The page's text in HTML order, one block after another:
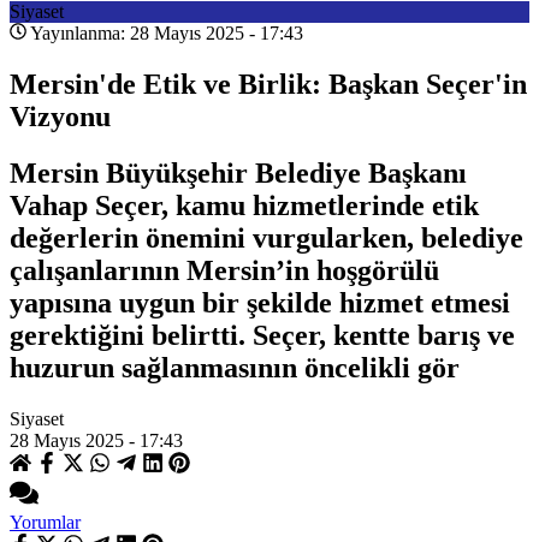
Siyaset
Yayınlanma: 28 Mayıs 2025 - 17:43
Mersin'de Etik ve Birlik: Başkan Seçer'in
Vizyonu
Mersin Büyükşehir Belediye Başkanı
Vahap Seçer, kamu hizmetlerinde etik
değerlerin önemini vurgularken, belediye
çalışanlarının Mersin’in hoşgörülü
yapısına uygun bir şekilde hizmet etmesi
gerektiğini belirtti. Seçer, kentte barış ve
huzurun sağlanmasının öncelikli gör
Siyaset
28 Mayıs 2025 - 17:43
Yorumlar